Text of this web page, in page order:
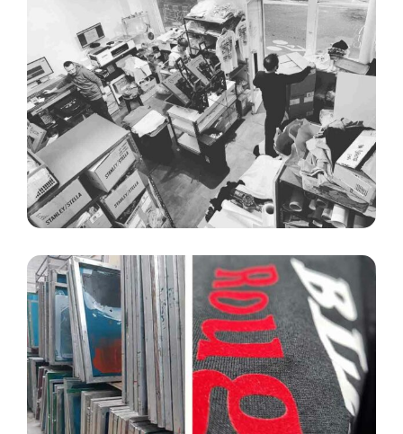
l’international.